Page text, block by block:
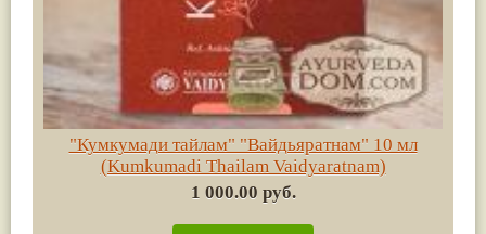
"Кумкумади тайлам" "Вайдьяратнам" 10 мл
(Kumkumadi Thailam Vaidyaratnam)
1 000.00 руб.